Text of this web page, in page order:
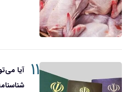
۱۱
آیا می‌توان نام همسر سابق را از
شناسنامه حذف کرد؟